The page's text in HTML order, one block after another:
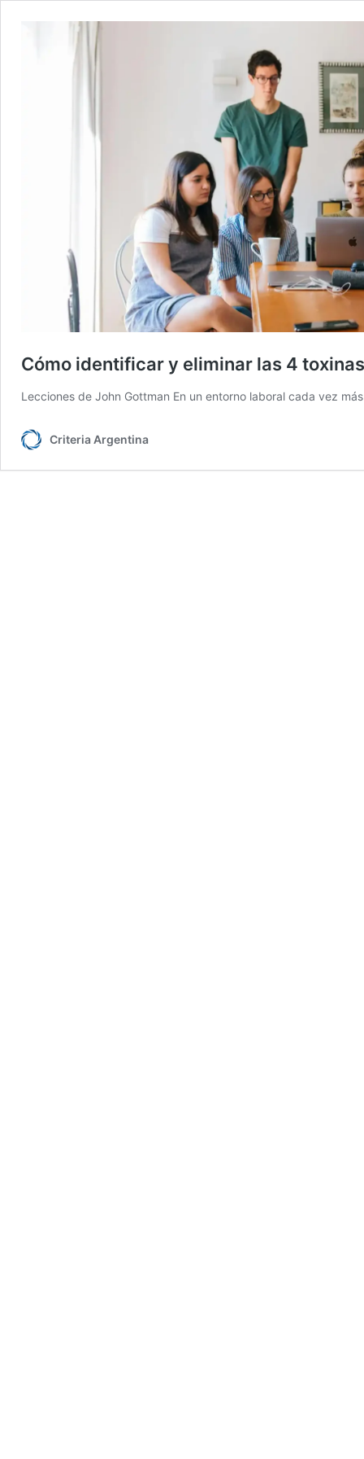
Cómo identificar y eliminar las 4
Lecciones de John Gottman En un entorno laboral cada vez
Criteria Argentina